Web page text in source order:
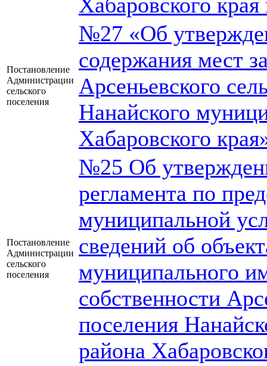
Хабаровского
Постановление
Администрации
сельского
поселения
№27 «Об
содержания мест
Арсеньевского
Нанайского
Хабаровского
Постановление
Администрации
сельского
поселения
№25 Об
регламента по
муниципальной
сведений об
муниципального
собственности
поселения
района